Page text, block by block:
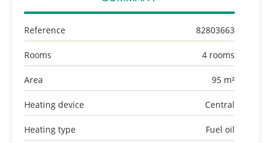
Reference 82803663
Rooms 4 rooms
Area 95 m²
Heating device Central
Heating type Fuel oil